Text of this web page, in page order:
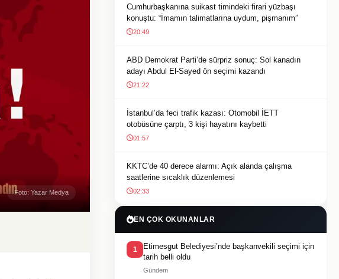
Foto: Yazar Medya
Cumhurbaşkanına suikast timindeki firari yüzbaşı
konuştu: “İmamın talimatlarına uydum, pişmanım”
20:49
ABD Demokrat Parti’de sürpriz sonuç: Sol kanadın
adayı Abdul El-Sayed ön seçimi kazandı
21:22
İstanbul’da feci trafik kazası: Otomobil İETT
otobüsüne çarptı, 3 kişi hayatını kaybetti
01:57
KKTC’de 40 derece alarmı: Açık alanda çalışma
saatlerine sıcaklık düzenlemesi
02:33
EN ÇOK OKUNANLAR
1
Etimesgut Belediyesi’nde başkanvekili seçimi için
tarih belli oldu
Gündem